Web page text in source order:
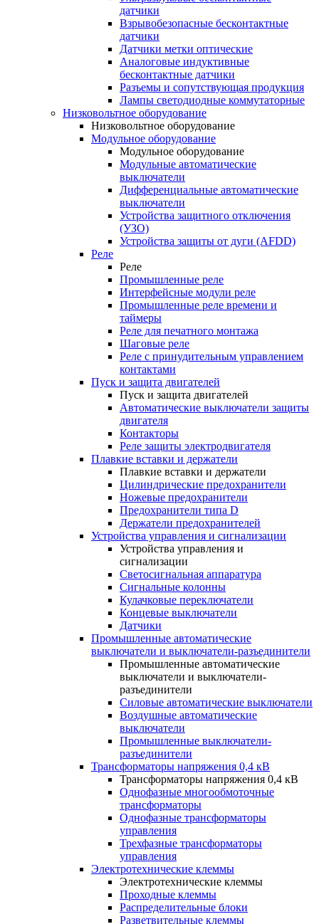
датчики
Взрывобезопасные бесконтактные
датчики
Датчики метки оптические
Аналоговые индуктивные
бесконтактные датчики
Разъемы и сопутствующая продукция
Лампы светодиодные коммутаторные
Низковольтное оборудование
Низковольтное оборудование
Модульное оборудование
Модульное оборудование
Модульные автоматические
выключатели
Дифференциальные автоматические
выключатели
Устройства защитного отключения
(УЗО)
Устройства защиты от дуги (AFDD)
Реле
Реле
Промышленные реле
Интерфейсные модули реле
Промышленные реле времени и
таймеры
Реле для печатного монтажа
Шаговые реле
Реле с принудительным управлением
контактами
Пуск и защита двигателей
Пуск и защита двигателей
Автоматические выключатели защиты
двигателя
Контакторы
Реле защиты электродвигателя
Плавкие вставки и держатели
Плавкие вставки и держатели
Цилиндрические предохранители
Ножевые предохранители
Предохранители типа D
Держатели предохранителей
Устройства управления и сигнализации
Устройства управления и
сигнализации
Светосигнальная аппаратура
Сигнальные колонны
Кулачковые переключатели
Концевые выключатели
Датчики
Промышленные автоматические
выключатели и выключатели-разъединители
Промышленные автоматические
выключатели и выключатели-
разъединители
Силовые автоматические выключатели
Воздушные автоматические
выключатели
Промышленные выключатели-
разъединители
Трансформаторы напряжения 0,4 кВ
Трансформаторы напряжения 0,4 кВ
Однофазные многообмоточные
трансформаторы
Однофазные трансформаторы
управления
Трехфазные трансформаторы
управления
Электротехнические клеммы
Электротехнические клеммы
Проходные клеммы
Распределительные блоки
Разветвительные клеммы